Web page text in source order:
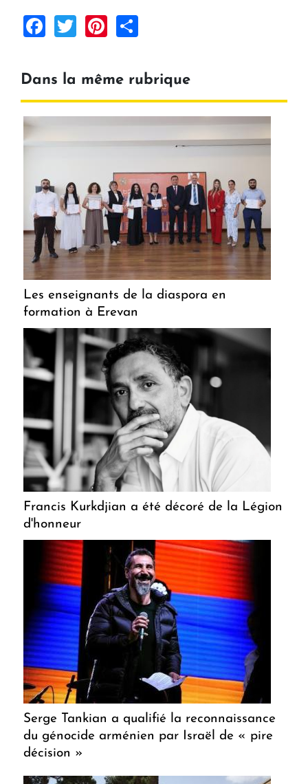
Facebook
TwitterPinterest
Dans la même rubrique
Les enseignants de la diaspora en
formation à Erevan
Francis Kurkdjian a été décoré de la Légion
d'honneur
Serge Tankian a qualifié la reconnaissance
du génocide arménien par Israël de « pire
décision »